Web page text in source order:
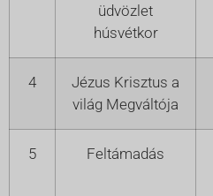
üdvözlet
húsvétkor
4
Jézus Krisztus a
világ Megváltója
5 Feltámadás